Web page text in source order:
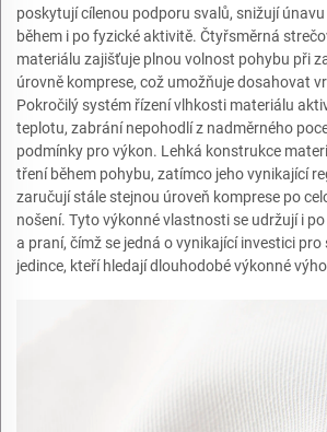
poskytují cílenou podporu svalů, snižují
během i po fyzické aktivitě. Čtyřsměrná
materiálu zajišťuje plnou volnost pohybu při
úrovně komprese, což umožňuje dosahovat
Pokročilý systém řízení vlhkosti materiálu
teplotu, zabrání nepohodlí z nadměrného
podmínky pro výkon. Lehká konstrukce
tření během pohybu, zatímco jeho vynikající
zaručují stále stejnou úroveň komprese po
nošení. Tyto výkonné vlastnosti se udržují i
a praní, čímž se jedná o vynikající investici
jedince, kteří hledají dlouhodobé výkonné